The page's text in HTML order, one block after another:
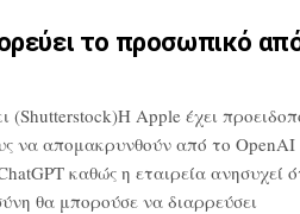
το προσωπικό
(Shutterstock)Η Appleέχει
νααπομακρυνθούν από το OpenAI
καθώς η εταιρείαανησυχεί
θαμπορούσε να διαρρεύσει